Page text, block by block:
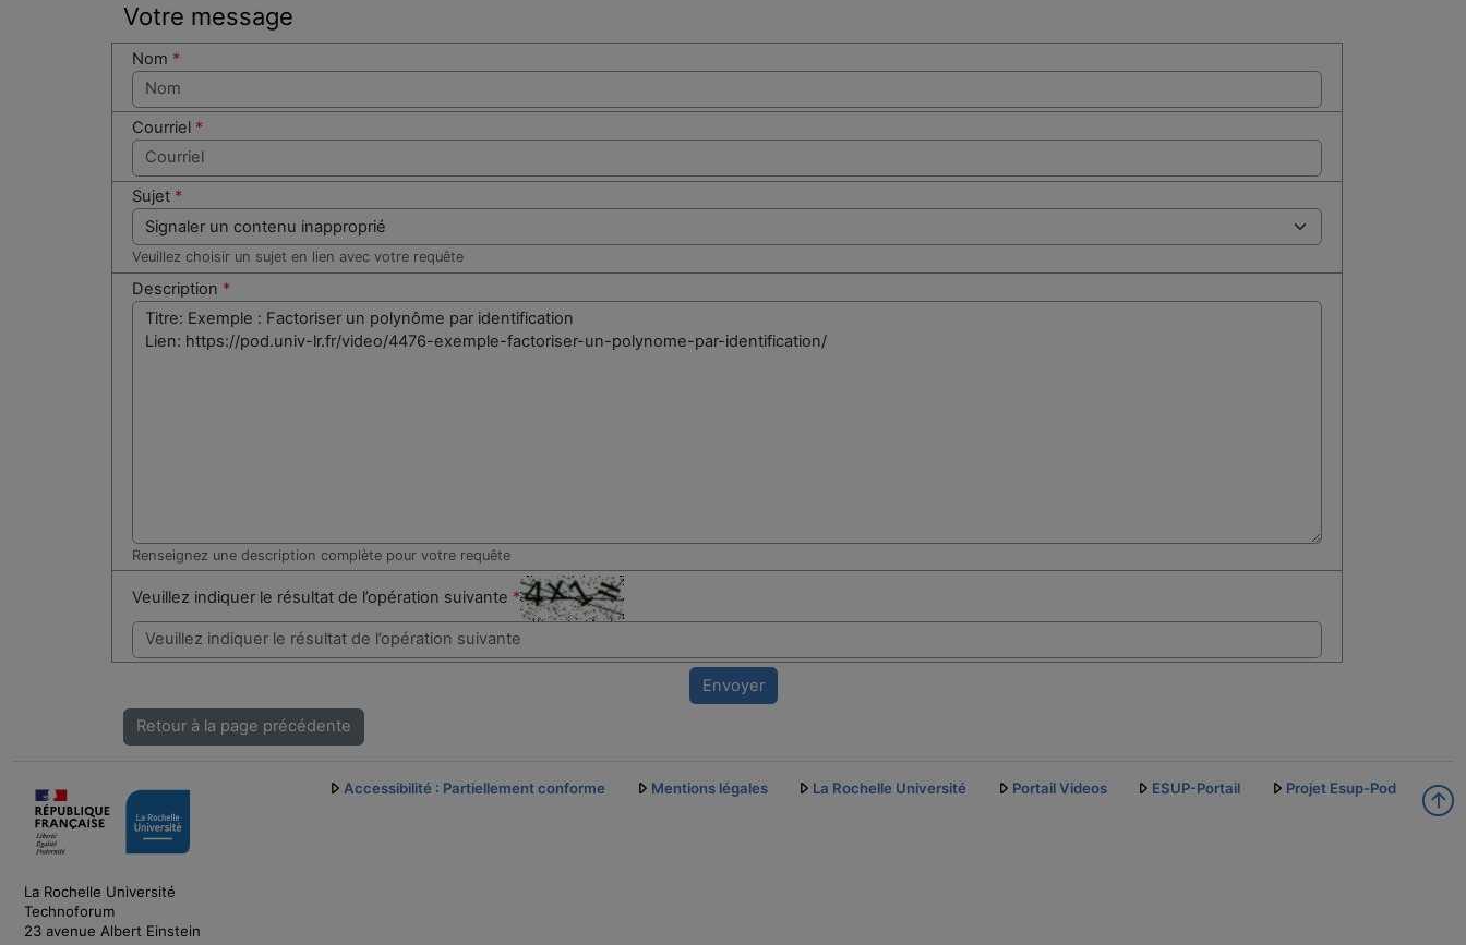
Votre message
Nom *
Courriel *
Sujet *
Veuillez choisir un sujet en lien avec votre requête
Description *
Renseignez une description complète pour votre requête
Veuillez indiquer le résultat de l’opération suivante *
Envoyer
Retour à la page précédente
La Rochelle Université
Technoforum
23 avenue Albert Einstein
Accessibilité : Partiellement conforme Mentions légales La Rochelle Université Portail Videos ESUP-Portail Projet Esup-Pod